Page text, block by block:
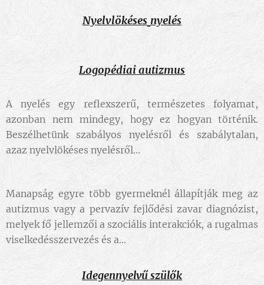
Nyelvlökéses nyelés
Logopédiai autizmus
A nyelés egy reflexszerű, természetes folyamat,
azonban nem mindegy, hogy ez hogyan történik.
Beszélhetünk szabályos nyelésről és szabálytalan,
azaz nyelvlökéses nyelésről...
Manapság egyre több gyermeknél állapítják meg az
autizmus vagy a pervazív fejlődési zavar diagnózist,
melyek fő jellemzői a szociális interakciók, a rugalmas
viselkedésszervezés és a...
Idegennyelvű szülők